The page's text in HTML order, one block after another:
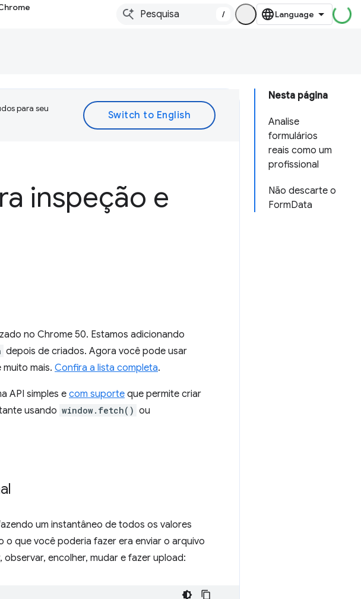
/
Nesta página
Analise
formulários
reais como um
profissional
Não descarte o
FormData
para seu
inspeção e
no Chrome 50. Estamos adicionando
depois de criados. Agora você pode usar
muito mais. Confira a lista completa.
API simples e com suporte que permite criar
usando window.fetch() ou
um instantâneo de todos os valores
que você poderia fazer era enviar o arquivo
encolher, mudar e fazer upload: